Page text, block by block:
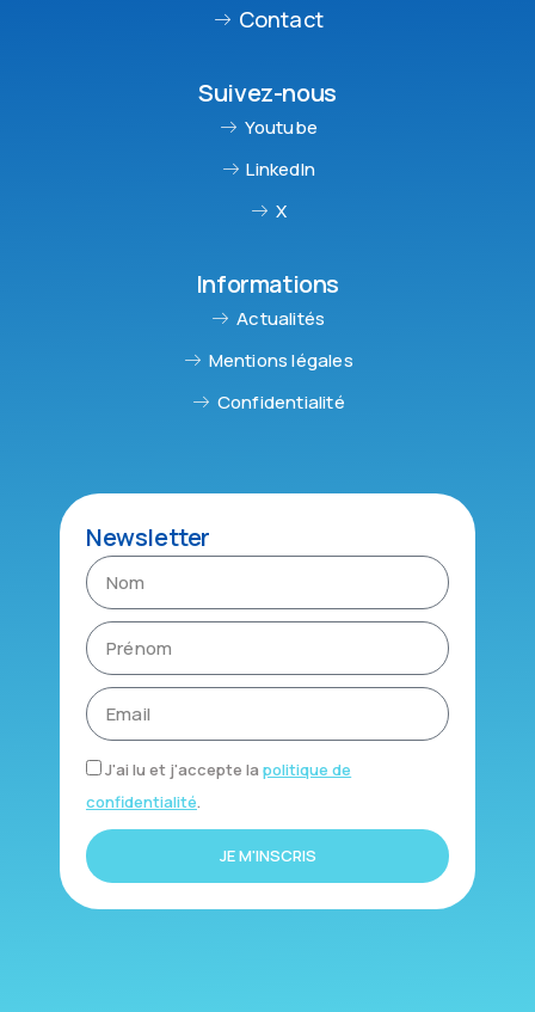
Contact
Suivez-nous
Youtube
LinkedIn
X
Informations
Actualités
Mentions légales
Confidentialité
Newsletter
J'ai lu et j'accepte lapolitique de
confidentialité.
JE M'INSCRIS